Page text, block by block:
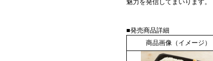
魅力を発信してまいります。
■発売商品詳細
商品画像（イメージ）